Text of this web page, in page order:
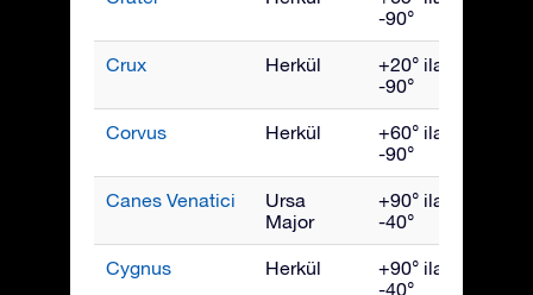
-90°
Crux Herkül
+20° ila
-90°
Corvus Herkül
+60° ila
-90°
Canes Venatici
Ursa
Major
+90° ila
-40°
Cygnus Herkül
+90° ila
-40°